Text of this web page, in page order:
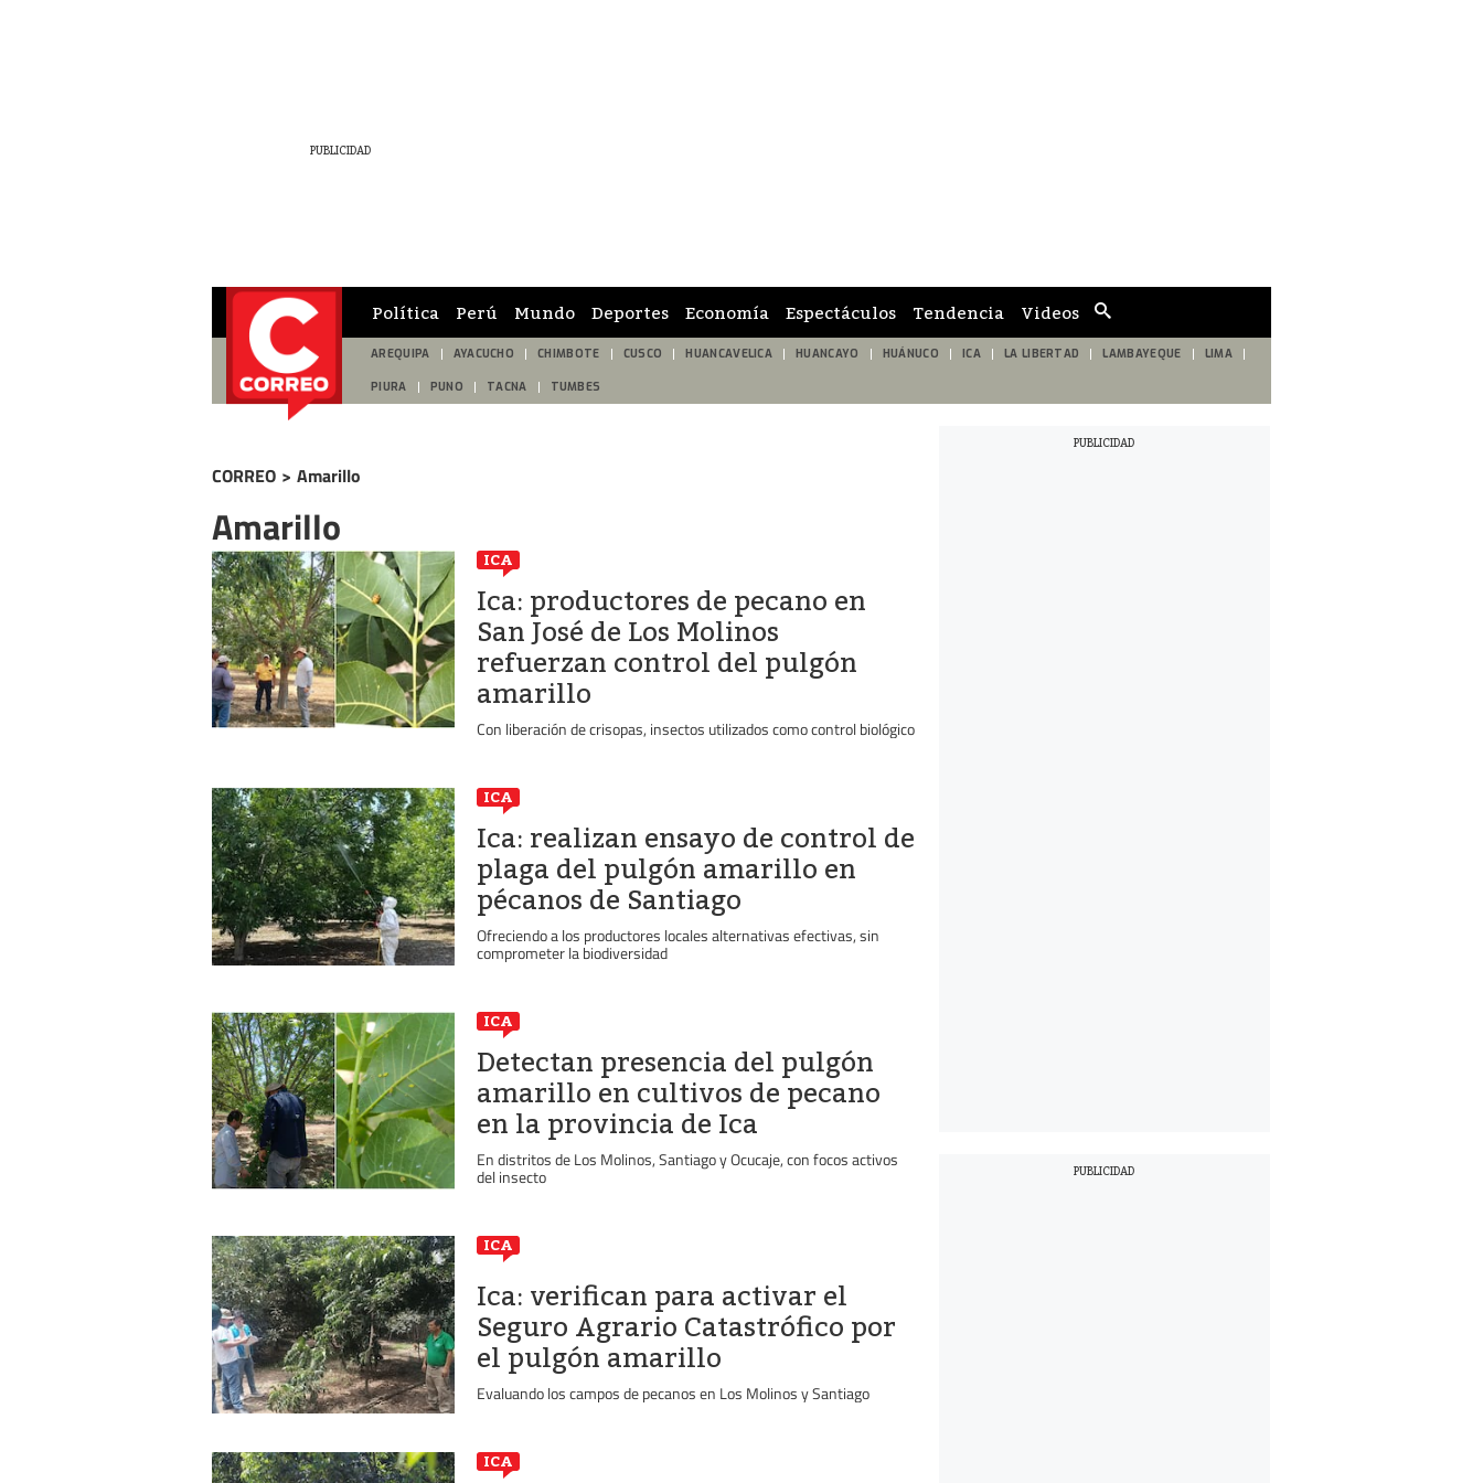
de
búsqueda
Política Perú Mundo Deportes Economía Espectáculos Tendencia Videos
AREQUIPA AYACUCHO CHIMBOTE CUSCO HUANCAVELICA HUANCAYO HUÁNUCO ICA LA LIBERTAD LAMBAYEQUE LIMA
PIURA PUNO TACNA TUMBES
CORREO > Amarillo
Amarillo
ICA
Ica: productores de pecano en
San José de Los Molinos
refuerzan control del pulgón
amarillo
Con liberación de crisopas, insectos utilizados como control biológico
ICA
Ica: realizan ensayo de control de
plaga del pulgón amarillo en
pécanos de Santiago
Ofreciendo a los productores locales alternativas efectivas, sin
comprometer la biodiversidad
ICA
Detectan presencia del pulgón
amarillo en cultivos de pecano
en la provincia de Ica
En distritos de Los Molinos, Santiago y Ocucaje, con focos activos
del insecto
ICA
Ica: verifican para activar el
Seguro Agrario Catastrófico por
el pulgón amarillo
Evaluando los campos de pecanos en Los Molinos y Santiago
ICA